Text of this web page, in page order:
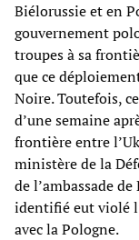
Biélorussie et en
gouvernement
troupes à sa
que ce
Noire. Toutefois,
d’une semaine
frontière entre
ministère de la
de l’ambassade
identifié eut violé
avec la Pologne.